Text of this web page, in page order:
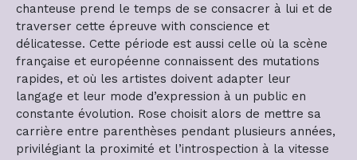
chanteuse prend le temps de se consacrer à lui et de
traverser cette épreuve with conscience et
délicatesse. Cette période est aussi celle où la scène
française et européenne connaissent des mutations
rapides, et où les artistes doivent adapter leur
langage et leur mode d’expression à un public en
constante évolution. Rose choisit alors de mettre sa
carrière entre parenthèses pendant plusieurs années,
privilégiant la proximité et l’introspection à la vitesse